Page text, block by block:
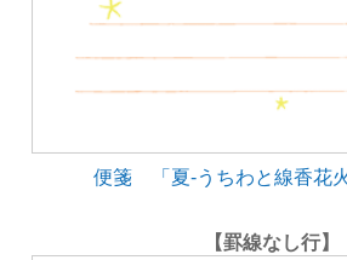
便箋 「夏-うちわと線香花火
【罫線なし行】